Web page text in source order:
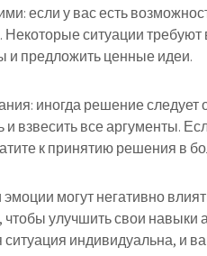
если у вас есть
ситуации требуют
и предложить ценные идеи.
иногда решение следует
и взвесить все аргументы.
к принятию решения в
могут негативно
улучшить свои навыки
ситуация индивидуальна, и